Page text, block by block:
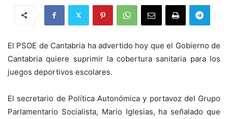
El PSOE de Cantabria ha advertido hoy que el Gobierno de
Cantabria quiere suprimir la cobertura sanitaria para los
juegos deportivos escolares.
El secretario de Política Autonómica y portavoz del Grupo
Parlamentario Socialista, Mario Iglesias, ha señalado que